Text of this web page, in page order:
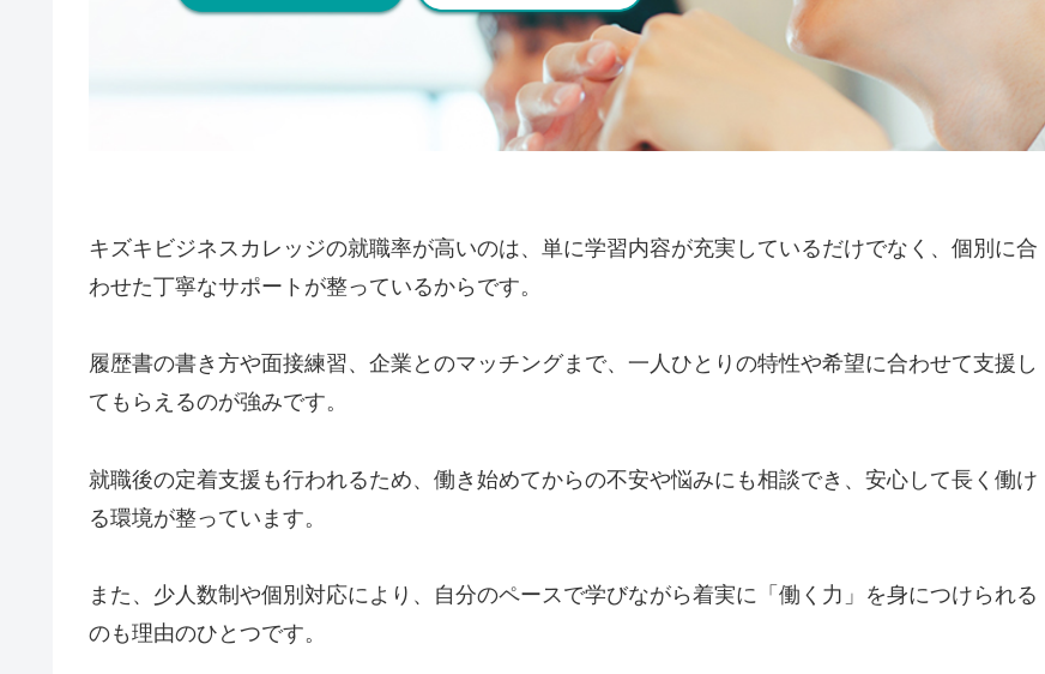
キズキビジネスカレッジの就職率が高いのは、単に学習内容が充実しているだけでなく、個別に合
わせた丁寧なサポートが整っているからです。
履歴書の書き方や面接練習、企業とのマッチングまで、一人ひとりの特性や希望に合わせて支援し
てもらえるのが強みです。
就職後の定着支援も行われるため、働き始めてからの不安や悩みにも相談でき、安心して長く働け
る環境が整っています。
また、少人数制や個別対応により、自分のペースで学びながら着実に「働く力」を身につけられる
のも理由のひとつです。